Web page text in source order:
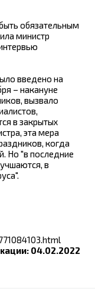
обязательным
министр
введено на
– накануне
вызвало
в закрытых
эта мера
когда
Но "в последние
в
04.02.2022